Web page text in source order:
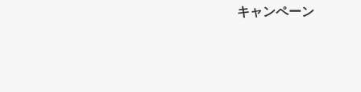
キャンペーン